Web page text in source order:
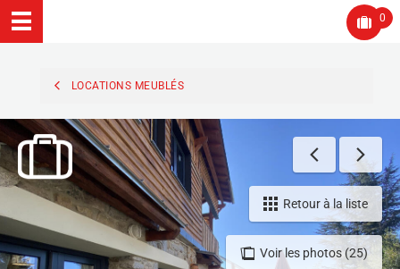
0
LOCATIONS MEUBLÉS
Voir les photos (25)
Retour à la liste